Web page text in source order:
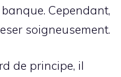
Cependant,
soigneusement.
de principe, il